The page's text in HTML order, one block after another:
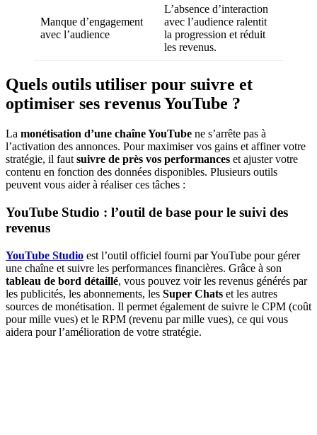
Manque d’engagement
avec l’audience
L’absence d’interaction
avec l’audience ralentit
la progression et réduit
les revenus.
Quels outils utiliser pour suivre et
optimiser ses revenus YouTube ?
La monétisation d’une chaîne YouTube ne s’arrête pas à
l’activation des annonces. Pour maximiser vos gains et affiner votre
stratégie, il faut suivre de près vos performances et ajuster votre
contenu en fonction des données disponibles. Plusieurs outils
peuvent vous aider à réaliser ces tâches :
YouTube Studio : l’outil de base pour le suivi des
revenus
YouTube Studio est l’outil officiel fourni par YouTube pour gérer
une chaîne et suivre les performances financières. Grâce à son
tableau de bord détaillé, vous pouvez voir les revenus générés par
les publicités, les abonnements, les Super Chats et les autres
sources de monétisation. Il permet également de suivre le CPM (coût
pour mille vues) et le RPM (revenu par mille vues), ce qui vous
aidera pour l’amélioration de votre stratégie.